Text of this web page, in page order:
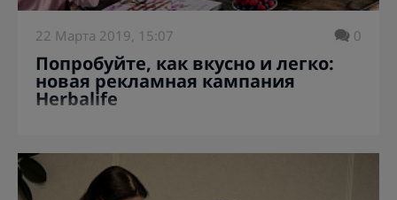
22 Марта 2019, 15:07 0
Попробуйте, как вкусно и легко:
новая рекламная кампания
Herbalife